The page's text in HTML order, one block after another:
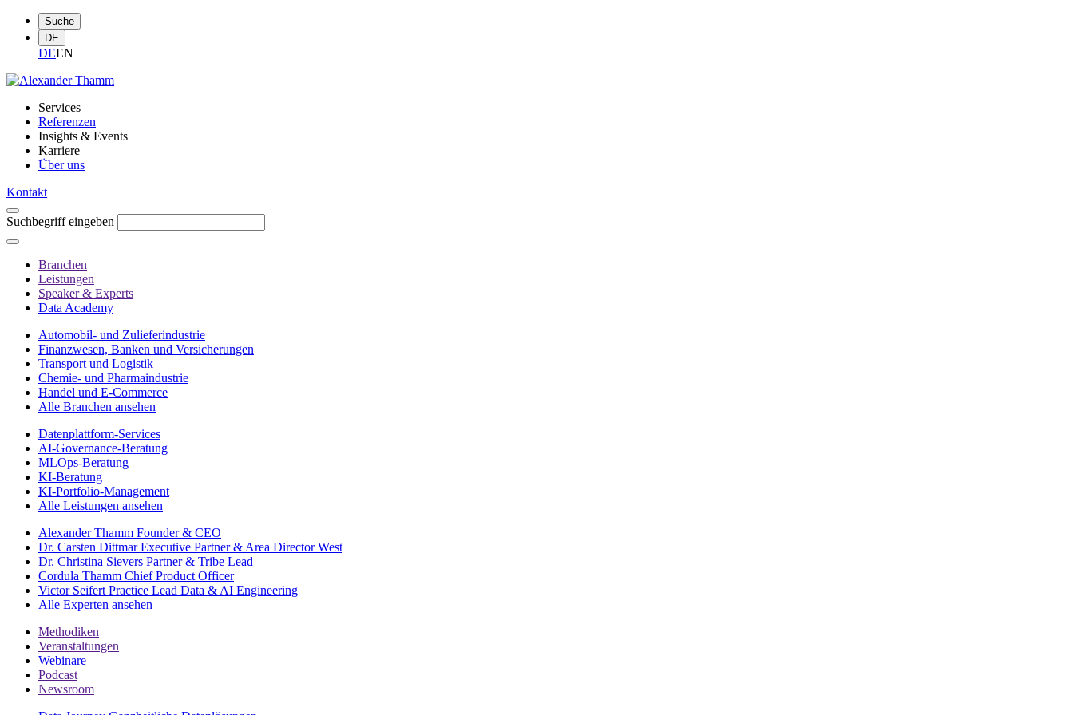
Suche
DE
DEEN
Services
Referenzen
Insights & Events
Karriere
Über uns
Kontakt
Suchbegriff eingeben
Branchen
Leistungen
Speaker & Experts
Data Academy
Automobil- und Zulieferindustrie
Finanzwesen, Banken und Versicherungen
Transport und Logistik
Chemie- und Pharmaindustrie
Handel und E-Commerce
Alle Branchen ansehen
Datenplattform-Services
AI-Governance-Beratung
MLOps-Beratung
KI-Beratung
KI-Portfolio-Management
Alle Leistungen ansehen
Alexander Thamm Founder & CEO
Dr. Carsten Dittmar Executive Partner & Area Director West
Dr. Christina Sievers Partner & Tribe Lead
Cordula Thamm Chief Product Officer
Victor Seifert Practice Lead Data & AI Engineering
Alle Experten ansehen
Methodiken
Veranstaltungen
Webinare
Podcast
Newsroom